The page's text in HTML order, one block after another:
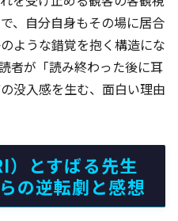
、自分自身もその場に居合
ような錯覚を抱く構造にな
者が「読み終わった後に耳
没入感を生む、面白い理由
）とすばる先生
の逆転劇と感想